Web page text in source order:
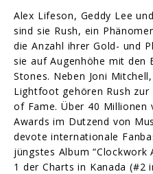
Alex Lifeson, Geddy Lee
sind sie Rush, ein
die Anzahl ihrer Gold- und
sie auf Augenhöhe mit den
Stones. Neben Joni
Lightfoot gehören Rush zur
of Fame. Über 40 Millionen
Awards im Dutzend von
devote internationale
jüngstes Album “Clockwork
1 der Charts in Kanada (#2